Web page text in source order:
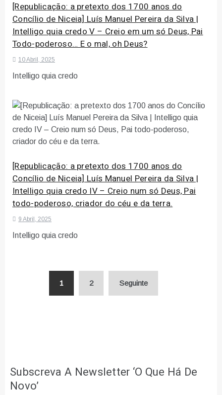
[Republicação: a pretexto dos 1700 anos do
Concílio de Niceia] Luís Manuel Pereira da Silva |
Intelligo quia credo V – Creio em um só Deus, Pai
Todo-poderoso… E o mal, oh Deus?
10 Abril, 2025
Intelligo quia credo
[Republicação: a pretexto dos 1700 anos do
Concílio de Niceia] Luís Manuel Pereira da Silva |
Intelligo quia credo IV – Creio num só Deus, Pai
todo-poderoso, criador do céu e da terra.
9 Abril, 2025
Intelligo quia credo
1 2 Seguinte
Subscreva A Newsletter ‘O Que Há De
Novo’